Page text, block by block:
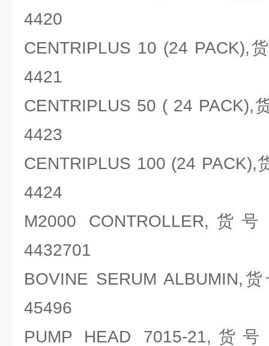
4420
CENTRIPLUS 10 (24 PACK),
4421
CENTRIPLUS 50 ( 24 PACK),
4423
CENTRIPLUS 100 (24 PACK),
4424
M2000 CONTROLLER,货
4432701
BOVINE SERUM ALBUMIN,
45496
PUMP HEAD 7015-21,货